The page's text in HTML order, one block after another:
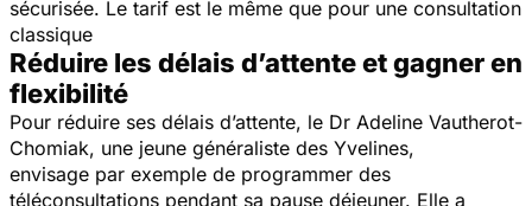
sécurisée. Le tarif est le même que pour une consultation
classique
Réduire les délais d’attente et gagner en
flexibilité
Pour réduire ses délais d’attente, le Dr Adeline Vautherot-
Chomiak, une jeune généraliste des Yvelines,
envisage par exemple de programmer des
téléconsultations pendant sa pause déjeuner. Elle a